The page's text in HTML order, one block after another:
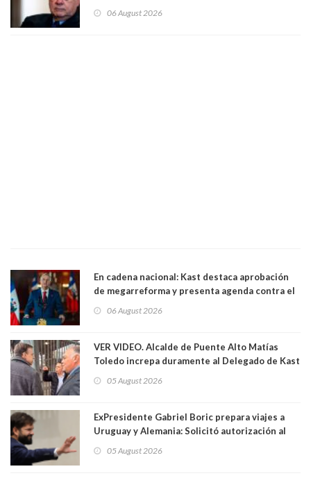
1971. Excanciller Insulza lamentó decisión
06 August 2026
En cadena nacional: Kast destaca aprobación
de megarreforma y presenta agenda contra el
06 August 2026
VER VIDEO. Alcalde de Puente Alto Matías
Toledo increpa duramente al Delegado de Kast
delegado nuevamente arrancando"
05 August 2026
ExPresidente Gabriel Boric prepara viajes a
Uruguay y Alemania: Solicitó autorización al
05 August 2026